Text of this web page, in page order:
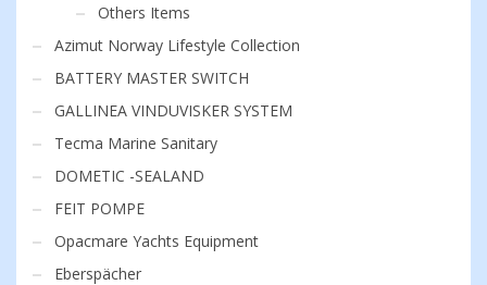
Others Items
Azimut Norway Lifestyle Collection
BATTERY MASTER SWITCH
GALLINEA VINDUVISKER SYSTEM
Tecma Marine Sanitary
DOMETIC -SEALAND
FEIT POMPE
Opacmare Yachts Equipment
Eberspächer